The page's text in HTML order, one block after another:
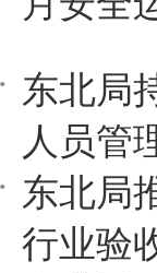
东北局
人员管
东北局
行业验